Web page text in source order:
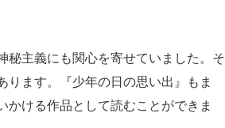
秘主義にも関心を寄せていました。そ
ます。『少年の日の思い出』もま
ける作品として読むことができま